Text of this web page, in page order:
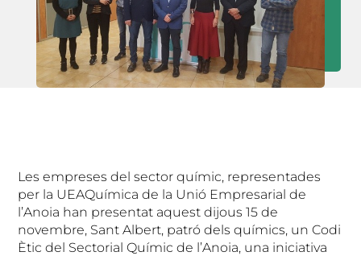
Les empreses del sector químic, representades
per la UEAQuímica de la Unió Empresarial de
l’Anoia han presentat aquest dijous 15 de
novembre, Sant Albert, patró dels químics, un Codi
Ètic del Sectorial Químic de l’Anoia, una iniciativa